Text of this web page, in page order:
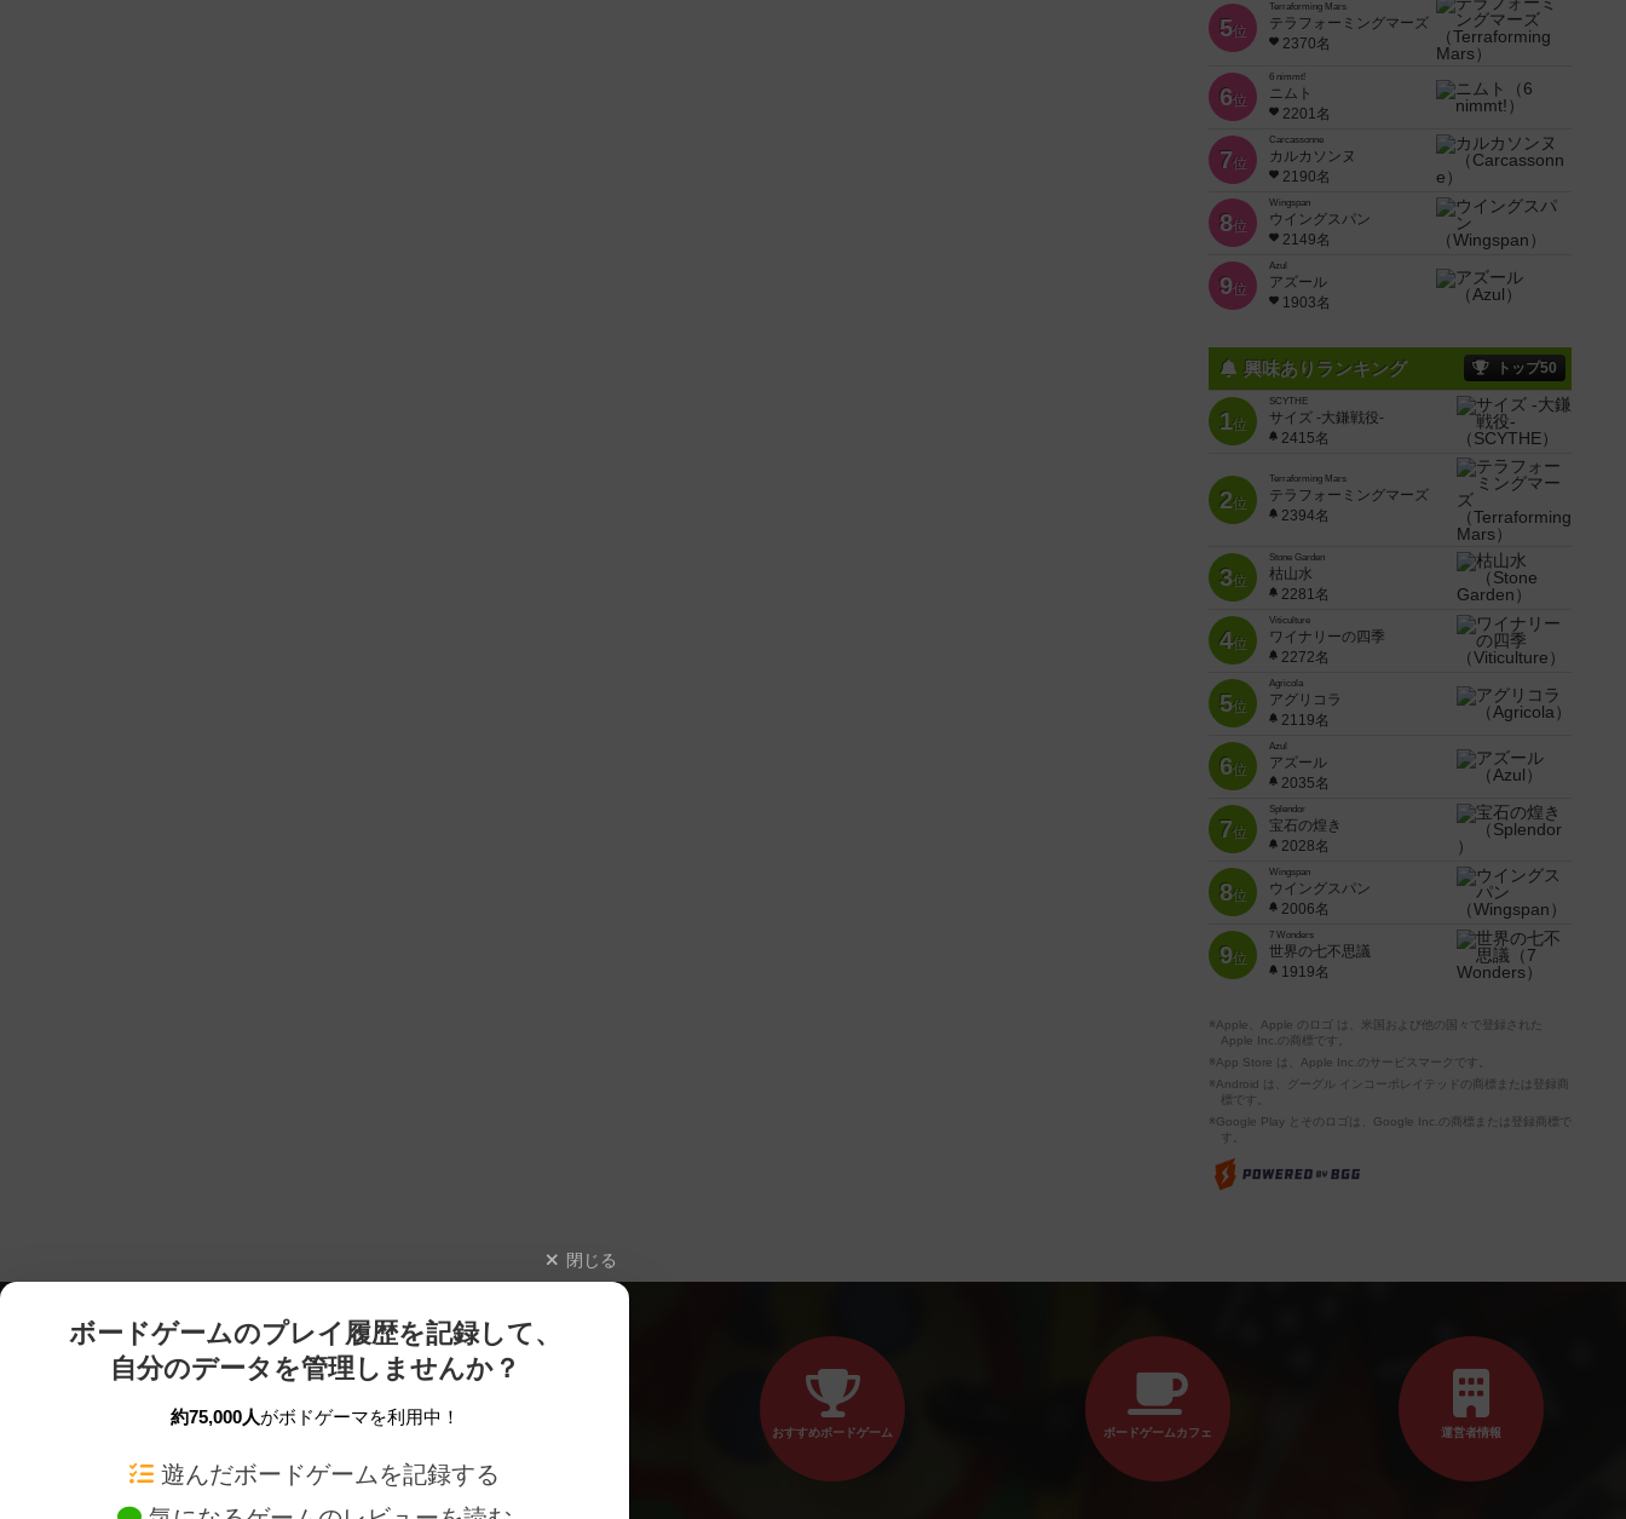
5位
Terraforming Mars
テラフォーミングマーズ
2370名
6位
6 nimmt!
ニムト
2201名
7位
Carcassonne
カルカソンヌ
2190名
8位
Wingspan
ウイングスパン
2149名
9位
Azul
アズール
1903名
興味ありランキング トップ50
1位
SCYTHE
サイズ -大鎌戦役-
2415名
2位
Terraforming Mars
テラフォーミングマーズ
2394名
3位
Stone Garden
枯山水
2281名
4位
Viticulture
ワイナリーの四季
2272名
5位
Agricola
アグリコラ
2119名
6位
Azul
アズール
2035名
7位
Splendor
宝石の煌き
2028名
8位
Wingspan
ウイングスパン
2006名
9位
7 Wonders
世界の七不思議
1919名
※Apple、Apple のロゴ は、米国および他の国々で登録された
Apple Inc.の商標です。
※App Store は、Apple Inc.のサービスマークです。
※Android は、グーグル インコーポレイテッドの商標または登録商
標です。
※Google Play とそのロゴは、Google Inc.の商標または登録商標で
す。
閉じる
ボードゲームのプレイ履歴を記録して、
自分のデータを管理しませんか？
約75,000人がボドゲーマを利用中！
遊んだボードゲームを記録する
おすすめボードゲーム ボードゲームカフェ 運営者情報